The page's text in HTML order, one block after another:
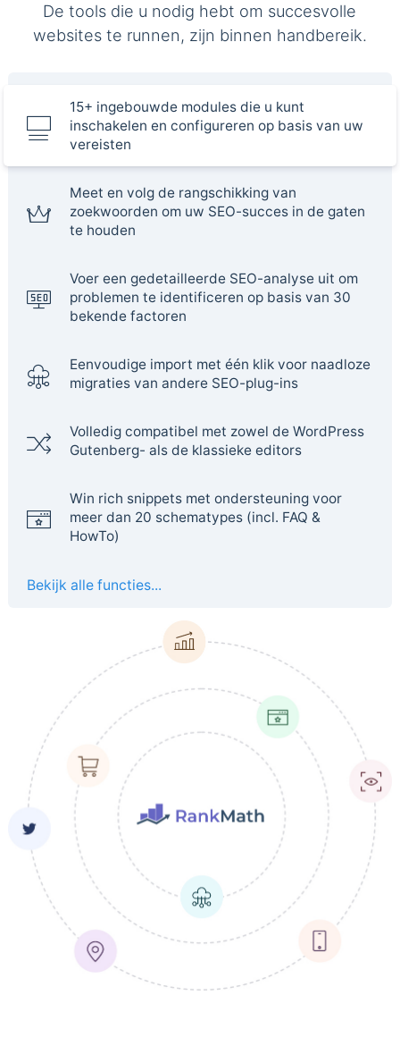
De tools die u nodig hebt om succesvolle
websites te runnen, zijn binnen handbereik.
15+ ingebouwde modules die u kunt
inschakelen en configureren op basis van uw
vereisten
Meet en volg de rangschikking van
zoekwoorden om uw SEO-succes in de gaten
te houden
Voer een gedetailleerde SEO-analyse uit om
problemen te identificeren op basis van 30
bekende factoren
Eenvoudige import met één klik voor naadloze
migraties van andere SEO-plug-ins
Volledig compatibel met zowel de WordPress
Gutenberg- als de klassieke editors
Win rich snippets met ondersteuning voor
meer dan 20 schematypes (incl. FAQ &
HowTo)
Bekijk alle functies...